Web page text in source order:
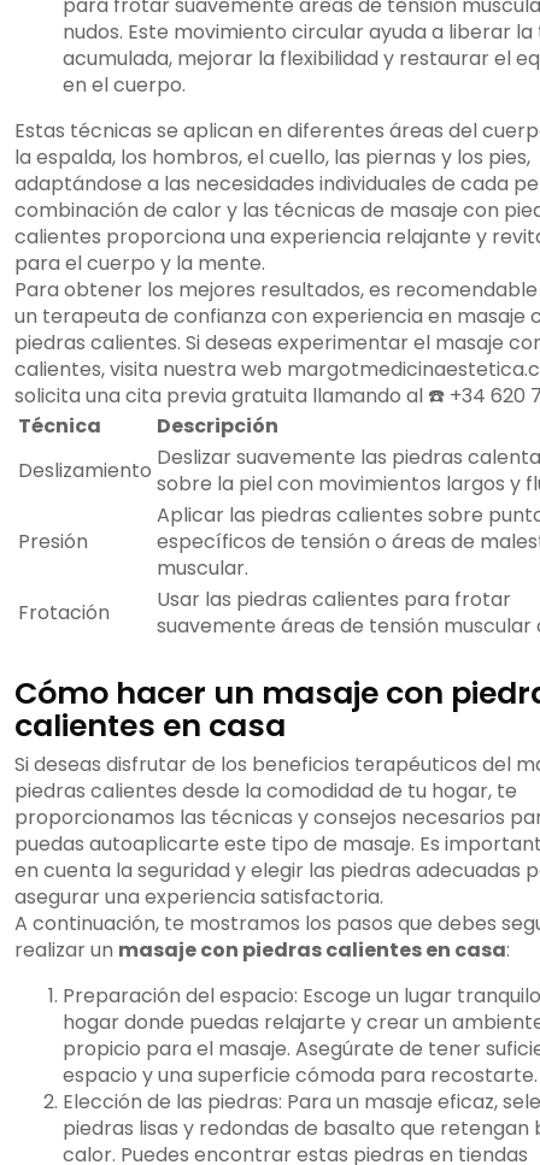
para frotar suavemente áreas de tensión
nudos. Este movimiento circular ayuda a liberar la
acumulada, mejorar la flexibilidad y restaurar el
en el cuerpo.
Estas técnicas se aplican en diferentes áreas del
la espalda, los hombros, el cuello, las piernas y los pies,
adaptándose a las necesidades individuales de cada
combinación de calor y las técnicas de masaje con
calientes proporciona una experiencia relajante y
para el cuerpo y la mente.
Para obtener los mejores resultados, es
un terapeuta de confianza con experiencia en masaje
piedras calientes. Si deseas experimentar el masaje
calientes, visita nuestra web
solicita una cita previa gratuita llamando al ☎️ +34 620
Técnica
Descripción
Deslizamiento Deslizar suavemente las piedras
sobre la piel con movimientos largos y
Presión
Aplicar las piedras calientes sobre
específicos de tensión o áreas de
muscular.
Frotación
Usar las piedras calientes para frotar
suavemente áreas de tensión muscular
Cómo hacer un masaje con
calientes en casa
Si deseas disfrutar de los beneficios terapéuticos del
piedras calientes desde la comodidad de tu hogar, te
proporcionamos las técnicas y consejos necesarios
puedas autoaplicarte este tipo de masaje. Es
en cuenta la seguridad y elegir las piedras adecuadas
asegurar una experiencia satisfactoria.
A continuación, te mostramos los pasos que debes
realizar un masaje con piedras calientes en casa:
Preparación del espacio: Escoge un lugar
hogar donde puedas relajarte y crear un
propicio para el masaje. Asegúrate de tener
espacio y una superficie cómoda para recostarte.
Elección de las piedras: Para un masaje eficaz,
piedras lisas y redondas de basalto que retengan
calor. Puedes encontrar estas piedras en tiendas